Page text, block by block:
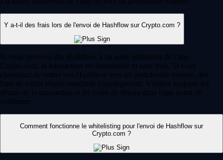
Y a-t-il des frais lors de l'envoi de Hashflow sur Crypto.com ?
Si vous envoyez des Hashflow à un autre utilisateur de l'app
Crypto.com, la transaction est instantanée et sans frais. Si vous
choisissez de retirer vos Hashflow vers un portefeuille externe, des
frais de retrait réseau standards s'appliqueront. Vérifiez toujours les
détails de la transaction et les coûts de réseau dans l'app avant de
confirmer.
Comment fonctionne le whitelisting pour l'envoi de Hashflow sur
Crypto.com ?